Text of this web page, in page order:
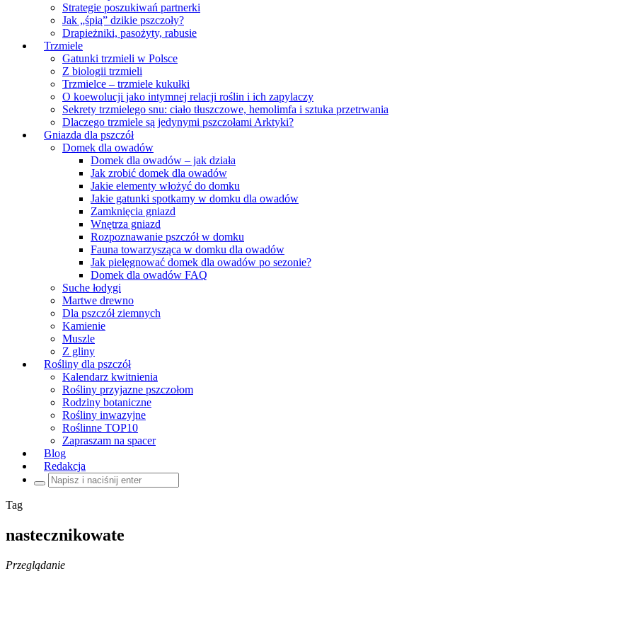
Strategie poszukiwań partnerki
Jak „śpią” dzikie pszczoły?
Drapieżniki, pasożyty, rabusie
Trzmiele
Gatunki trzmieli w Polsce
Z biologii trzmieli
Trzmielce – trzmiele kukułki
O koewolucji jako intymnej relacji roślin i ich zapylaczy
Sekrety trzmielego snu: ciało tłuszczowe, hemolimfa i sztuka przetrwania
Dlaczego trzmiele są jedynymi pszczołami Arktyki?
Gniazda dla pszczół
Domek dla owadów
Domek dla owadów – jak działa
Jak zrobić domek dla owadów
Jakie elementy włożyć do domku
Jakie gatunki spotkamy w domku dla owadów
Zamknięcia gniazd
Wnętrza gniazd
Rozpoznawanie pszczół w domku
Fauna towarzysząca w domku dla owadów
Jak pielęgnować domek dla owadów po sezonie?
Domek dla owadów FAQ
Suche łodygi
Martwe drewno
Dla pszczół ziemnych
Kamienie
Muszle
Z gliny
Rośliny dla pszczół
Kalendarz kwitnienia
Rośliny przyjazne pszczołom
Rodziny botaniczne
Rośliny inwazyjne
Roślinne TOP10
Zapraszam na spacer
Blog
Redakcja
Szukaj:
Tag
nastecznikowate
Przeglądanie